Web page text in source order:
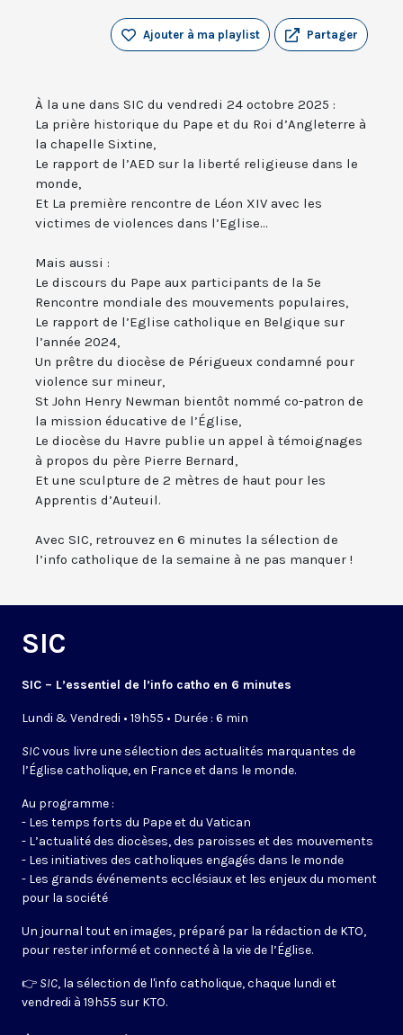
Partager
Ajouter à ma playlist
À la une dans SIC du vendredi 24 octobre 2025 :
La prière historique du Pape et du Roi d’Angleterre à
la chapelle Sixtine,
Le rapport de l’AED sur la liberté religieuse dans le
monde,
Et La première rencontre de Léon XIV avec les
victimes de violences dans l’Eglise...
Mais aussi :
Le discours du Pape aux participants de la 5e
Rencontre mondiale des mouvements populaires,
Le rapport de l’Eglise catholique en Belgique sur
l’année 2024,
Un prêtre du diocèse de Périgueux condamné pour
violence sur mineur,
St John Henry Newman bientôt nommé co-patron de
la mission éducative de l’Église,
Le diocèse du Havre publie un appel à témoignages
à propos du père Pierre Bernard,
Et une sculpture de 2 mètres de haut pour les
Apprentis d’Auteuil.
Avec SIC, retrouvez en 6 minutes la sélection de
l’info catholique de la semaine à ne pas manquer !
SIC
SIC – L’essentiel de l’info catho en 6 minutes
Lundi & Vendredi • 19h55 • Durée : 6 min
SICvous livre une sélection des actualités marquantes de
l’Église catholique, en France et dans le monde.
Au programme :
- Les temps forts du Pape et du Vatican
- L’actualité des diocèses, des paroisses et des mouvements
- Les initiatives des catholiques engagés dans le monde
- Les grands événements ecclésiaux et les enjeux du moment
pour la société
Un journal tout en images, préparé par la rédaction de KTO,
pour rester informé et connecté à la vie de l’Église.
👉 SIC, la sélection de l'info catholique, chaque lundi et
vendredi à 19h55 sur KTO.